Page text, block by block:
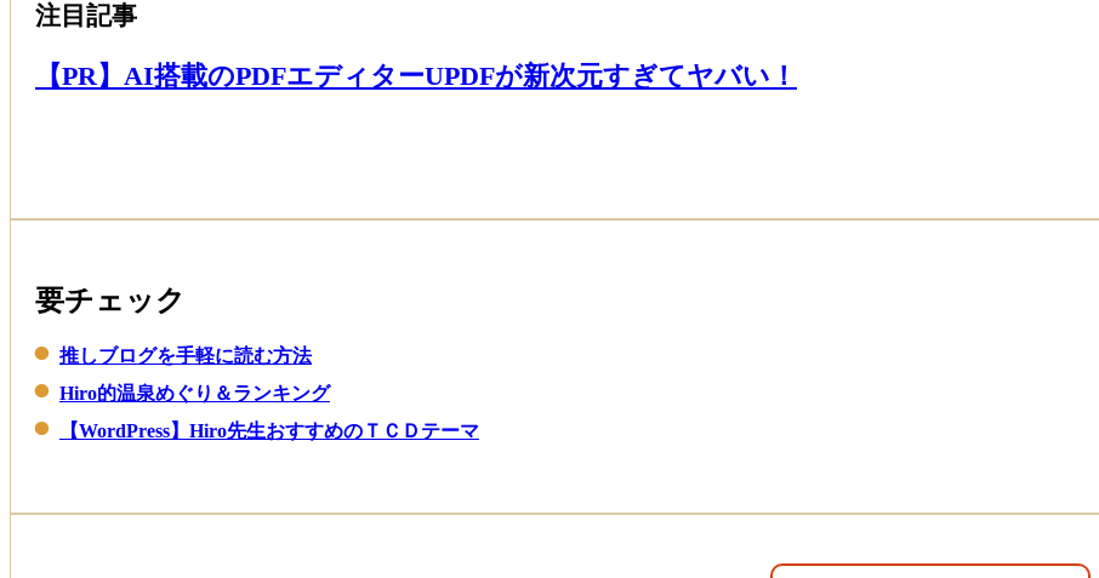
注目記事
【PR】AI搭載のPDFエディターUPDFが新次元すぎてヤバい！
要チェック
推しブログを手軽に読む方法
Hiro的温泉めぐり＆ランキング
【WordPress】Hiro先生おすすめのＴＣＤテーマ